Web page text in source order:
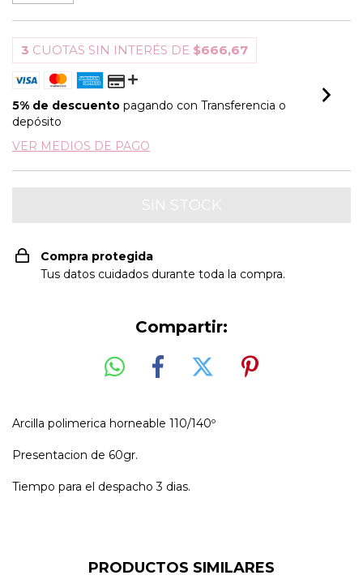
3 CUOTAS SIN INTERÉS DE $666,67
5% de descuento pagando con Transferencia o
depósito
VER MEDIOS DE PAGO
Compra protegida
Tus datos cuidados durante toda la compra.
Compartir:
Arcilla polimerica horneable 110/140º
Presentacion de 60gr.
Tiempo para el despacho 3 dias.
PRODUCTOS SIMILARES